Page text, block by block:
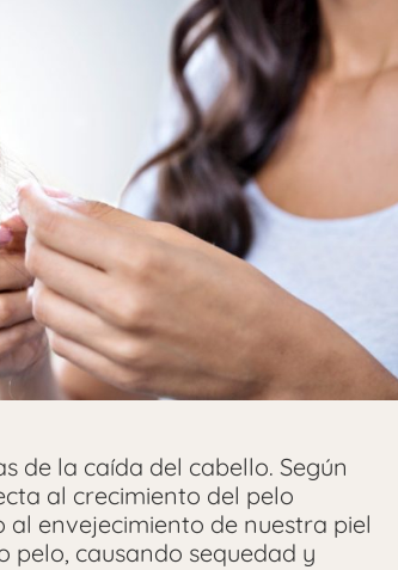
de la caída del cabello. Según
al crecimiento del pelo
envejecimiento de nuestra piel
pelo, causando sequedad y